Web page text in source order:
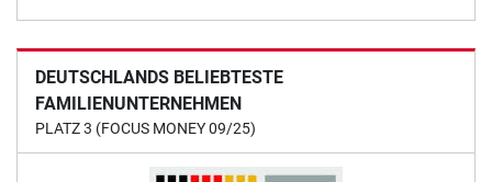
DEUTSCHLANDS BELIEBTESTE
FAMILIENUNTERNEHMEN
PLATZ 3 (FOCUS MONEY 09/25)